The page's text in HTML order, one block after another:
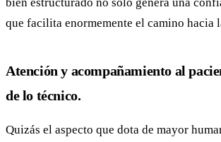
bien estructurado no solo genera una
que facilita enormemente el camino hacia
Atención y acompañamiento al
de lo técnico.
Quizás el aspecto que dota de mayor